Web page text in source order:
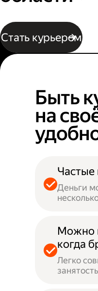
Стать курьером
Быть
на
Деньги
Можно
когда
Легко